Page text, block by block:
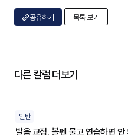
공유하기 목록 보기
다른 칼럼 더보기
일반
발음 교정, 볼펜 물고 연습하면